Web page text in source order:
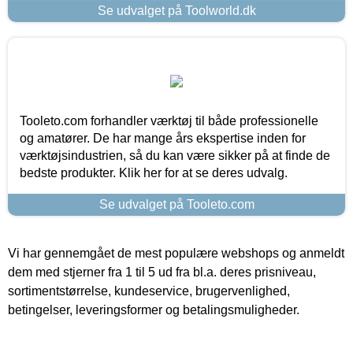
Se udvalget på Toolworld.dk
Tooleto.com forhandler værktøj til både professionelle
og amatører. De har mange års ekspertise inden for
værktøjsindustrien, så du kan være sikker på at finde de
bedste produkter. Klik her for at se deres udvalg.
Se udvalget på Tooleto.com
Vi har gennemgået de mest populære webshops og anmeldt
dem med stjerner fra 1 til 5 ud fra bl.a. deres prisniveau,
sortimentstørrelse, kundeservice, brugervenlighed,
betingelser, leveringsformer og betalingsmuligheder.